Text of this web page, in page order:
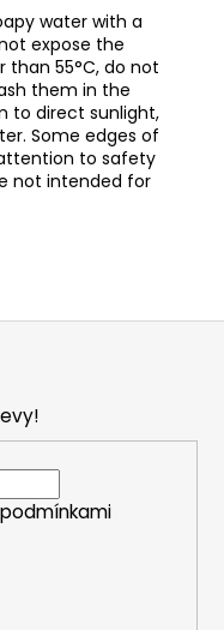
water with a
expose the
55°C, do not
them in the
to direct sunlight,
Some edges of
to safety
not intended for
podmínkami